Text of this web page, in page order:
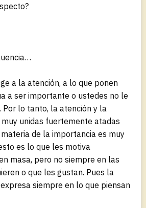
a la atención, a lo que ponen
a ser importante o ustedes no le
Por lo tanto, la atención y la
unidas fuertemente atadas
de la importancia es muy
es lo que les motiva
masa, pero no siempre en las
o que les gustan. Pues la
siempre en lo que piensan